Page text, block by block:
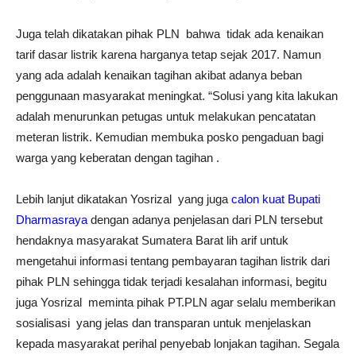
Juga telah dikatakan pihak PLN bahwa tidak ada kenaikan
tarif dasar listrik karena harganya tetap sejak 2017. Namun
yang ada adalah kenaikan tagihan akibat adanya beban
penggunaan masyarakat meningkat. “Solusi yang kita lakukan
adalah menurunkan petugas untuk melakukan pencatatan
meteran listrik. Kemudian membuka posko pengaduan bagi
warga yang keberatan dengan tagihan .
Lebih lanjut dikatakan Yosrizal yang juga calon kuat Bupati
Dharmasraya dengan adanya penjelasan dari PLN tersebut
hendaknya masyarakat Sumatera Barat lih arif untuk
mengetahui informasi tentang pembayaran tagihan listrik dari
pihak PLN sehingga tidak terjadi kesalahan informasi, begitu
juga Yosrizal meminta pihak PT.PLN agar selalu memberikan
sosialisasi yang jelas dan transparan untuk menjelaskan
kepada masyarakat perihal penyebab lonjakan tagihan. Segala